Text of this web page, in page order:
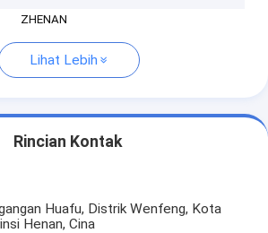
ZHENAN
Lihat Lebih
Rincian Kontak
Huafu, Distrik Wenfeng, Kota
Henan, Cina